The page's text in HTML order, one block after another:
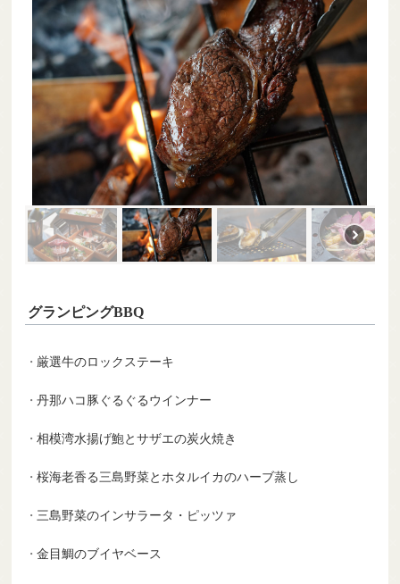
グランピングBBQ
厳選牛のロックステーキ
丹那ハコ豚ぐるぐるウインナー
相模湾水揚げ鮑とサザエの炭火焼き
桜海老香る三島野菜とホタルイカのハーブ蒸し
三島野菜のインサラータ・ピッツァ
金目鯛のブイヤベース